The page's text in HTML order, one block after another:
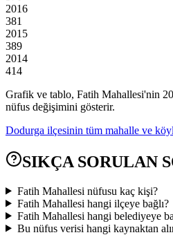
2016
381
2015
389
2014
414
Grafik ve tablo, Fatih Mahallesi'nin
nüfus değişimini gösterir.
Dodurga ilçesinin tüm mahalle ve
SIKÇA SORULAN
Fatih Mahallesi nüfusu kaç kişi?
Fatih Mahallesi hangi ilçeye bağlı?
Fatih Mahallesi hangi belediyeye
Bu nüfus verisi hangi kaynaktan